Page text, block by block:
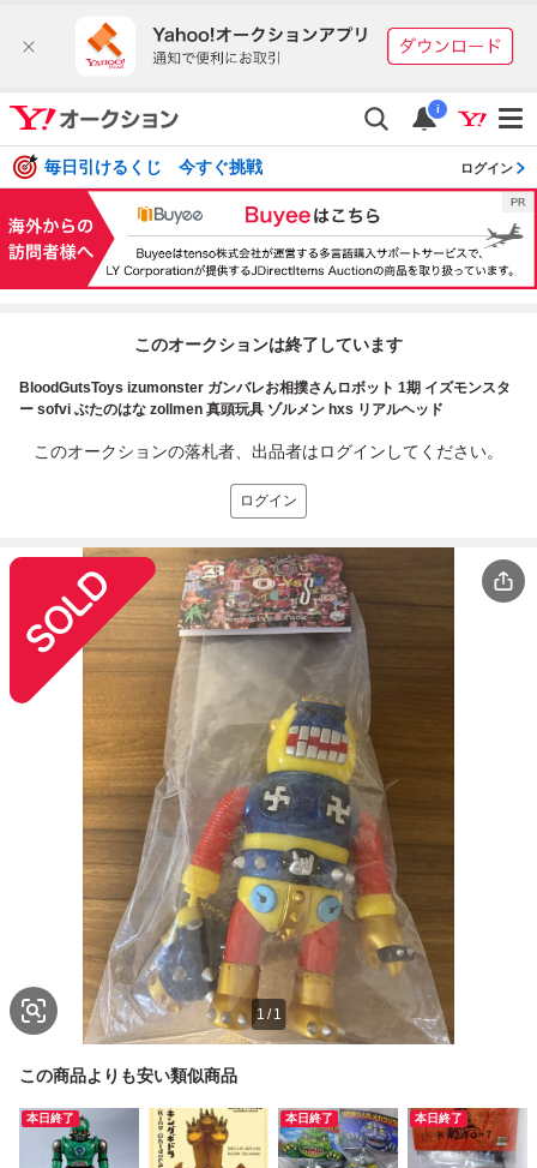
i
毎日引けるくじ 今すぐ挑戦 ログイン
このオークションは終了しています
BloodGutsToys izumonster ガンバレお相撲さんロボット 1期 イズモンスタ
ー sofvi ぶたのはな zollmen 真頭玩具 ゾルメン hxs リアルヘッド
このオークションの落札者、出品者はログインしてください。
ログイン
1 / 1
この商品よりも安い類似商品
本日終了 本日終了 本日終了